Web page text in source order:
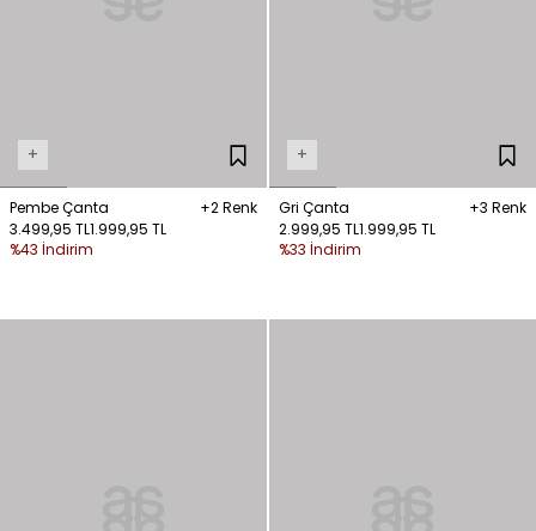
+
Pembe Çanta
+2 Renk
3.499,95 TL1.999,95 TL
%43 İndirim
+
Gri Çanta
+3 Renk
2.999,95 TL1.999,95 TL
%33 İndirim